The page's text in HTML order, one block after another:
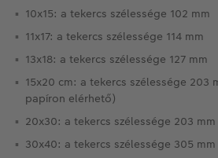
10x15: a tekercs szélessége 102 mm
11x17: a tekercs szélessége 114 mm
13x18: a tekercs szélessége 127 mm
15x20 cm: a tekercs szélessége 203
papíron elérhető)
20x30: a tekercs szélessége 203 mm
30x40: a tekercs szélessége 305 mm